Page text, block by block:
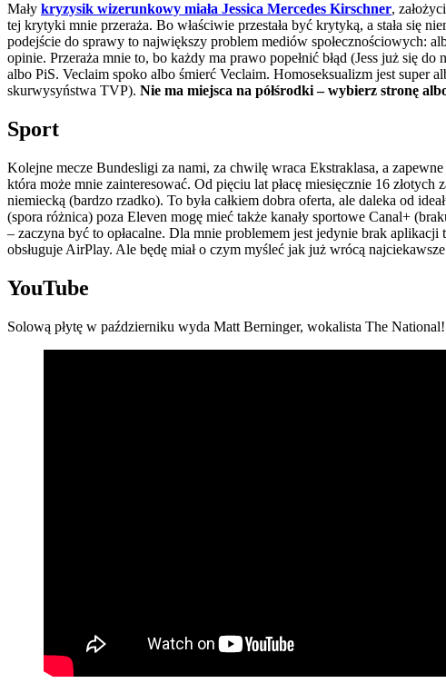
Mały kryzysik wizerunkowy miała Jessica Mercedes Kirschner,
tej krytyki mnie przeraża. Bo właściwie przestała być krytyką, a stała się
podejście do sprawy to największy problem mediów społecznościowych:
opinie. Przeraża mnie to, bo każdy ma prawo popełnić błąd (Jess już się
albo PiS. Veclaim spoko albo śmierć Veclaim. Homoseksualizm jest super
skurwysyństwa TVP). Nie ma miejsca na półśrodki – wybierz stronę
Sport
Kolejne mecze Bundesligi za nami, za chwilę wraca Ekstraklasa, a
która może mnie zainteresować. Od pięciu lat płacę miesięcznie 16
niemiecką (bardzo rzadko). To była całkiem dobra oferta, ale daleka od
(spora różnica) poza Eleven mogę mieć także kanały sportowe Canal+
– zaczyna być to opłacalne. Dla mnie problemem jest jedynie brak
obsługuje AirPlay. Ale będę miał o czym myśleć jak już wrócą
YouTube
Solową płytę w październiku wyda Matt Berninger, wokalista The National!